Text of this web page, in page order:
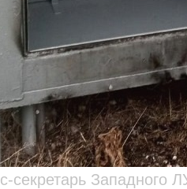
секретарь Западного